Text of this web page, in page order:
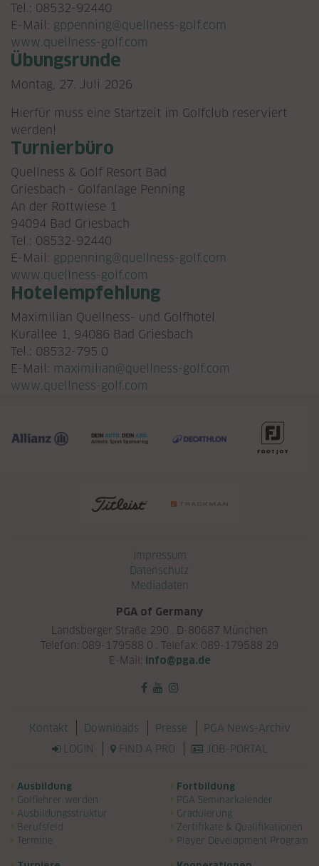
Tel.: 08532-92440
E-Mail: gppenning@quellness-golf.com
www.quellness-golf.com
Übungsrunde
Montag, 27. Juli 2026
Hierfür muss eine Startzeit im Golfclub reserviert
werden!
Turnierbüro
Quellness & Golf Resort Bad
Griesbach - Golfanlage Penning
An der Rottwiese 1
94094 Bad Griesbach
Tel.: 08532-92440
E-Mail: gppenning@quellness-golf.com
www.quellness-golf.com
Hotelempfehlung
Maximilian Quellness- und Golfhotel
Kurallee 1, 94086 Bad Griesbach
Tel.: 08532-795 0
E-Mail: maximilian@quellness-golf.com
www.quellness-golf.com
Impressum
Datenschutz
Mediadaten
PGA of Germany
Landsberger Straße 290 . D-80687 München
Telefon: 089-179588 0 . Telefax: 089-179588 29
E-Mail:
info@pga.de
Navigation überspringen
Kontakt Downloads Presse
PGA News-Archiv
LOGIN
FIND A PRO JOB-PORTAL
Navigation überspringen
Ausbildung
Golflehrer werden
Ausbildungsstruktur
Berufsfeld
Termine
Fortbildung
PGA Seminarkalender
Graduierung
Zertifikate & Qualifikationen
Player Development Program